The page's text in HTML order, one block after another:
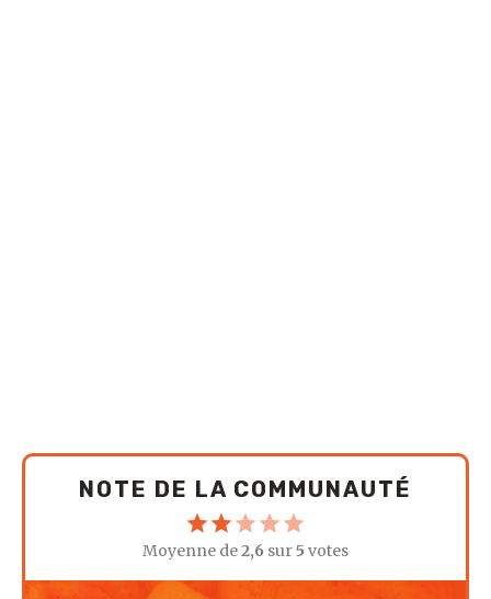
NOTE DE LA COMMUNAUTÉ
Moyenne de2,6 sur5 votes